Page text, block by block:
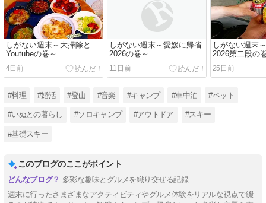
しがない週末～大掃除と
Youtubeの巻～
4日前
しがない週末～愛媛に帰省
2026の巻～
11日前
しがない週末
2026第二段の
25日前
#料理 #婚活 #登山 #音楽 #キャンプ #車中泊 #ペット
#いぬとの暮らし #ソロキャンプ #アウトドア #スキー
#基礎スキー
このブログのここがポイント
多彩な趣味とグルメを織り交ぜる記録
週末に行ったさまざまなアクティビティやグルメ体験をリアルな視点で綴